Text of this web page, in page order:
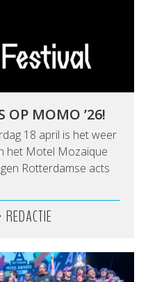
OP MOMO ’26!
18 april is het weer
het Motel Mozaique
Rotterdamse acts
REDACTIE